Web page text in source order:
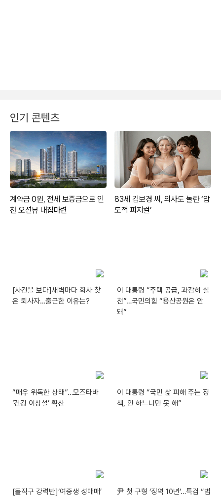
인기 콘텐츠
[사건을 보다]새벽마다 회사 찾
은 퇴사자…출근한 이유는?
이 대통령 “주택 공급, 과감히 실
천”…국민의힘 “용산공원은 안
돼”
“매우 위독한 상태”…모즈타바
‘건강 이상설’ 확산
이 대통령 “국민 삶 피해 주는 정
책, 안 하느니만 못 해”
[돌직구 강력반]‘여중생 성매매’
尹 첫 구형 ‘징역 10년’…특검 “법